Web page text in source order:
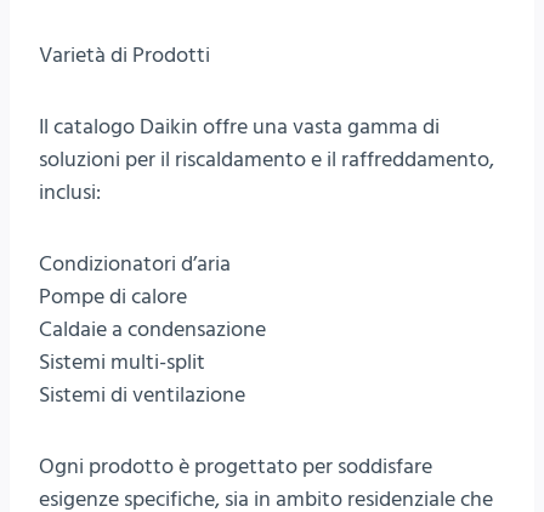
Varietà di Prodotti
Il catalogo Daikin offre una vasta gamma di
soluzioni per il riscaldamento e il raffreddamento,
inclusi:
Condizionatori d’aria
Pompe di calore
Caldaie a condensazione
Sistemi multi-split
Sistemi di ventilazione
Ogni prodotto è progettato per soddisfare
esigenze specifiche, sia in ambito residenziale che